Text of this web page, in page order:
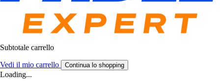
Subtotale carrello
Vedi il mio carrello Continua lo shopping
Loading...